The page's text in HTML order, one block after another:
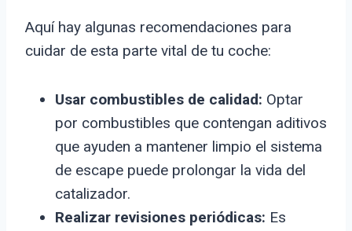
Aquí hay algunas recomendaciones para
cuidar de esta parte vital de tu coche:
Usar combustibles de calidad: Optar
por combustibles que contengan aditivos
que ayuden a mantener limpio el sistema
de escape puede prolongar la vida del
catalizador.
Realizar revisiones periódicas: Es